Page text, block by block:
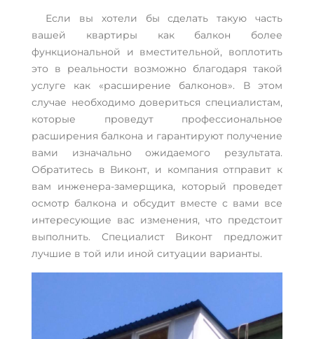
Если вы хотели бы сделать такую часть
вашей квартиры как балкон более
функциональной и вместительной, воплотить
это в реальности возможно благодаря такой
услуге как «расширение балконов». В этом
случае необходимо довериться специалистам,
которые проведут профессиональное
расширения балкона и гарантируют получение
вами изначально ожидаемого результата.
Обратитесь в Виконт, и компания отправит к
вам инженера-замерщика, который проведет
осмотр балкона и обсудит вместе с вами все
интересующие вас изменения, что предстоит
выполнить. Специалист Виконт предложит
лучшие в той или иной ситуации варианты.